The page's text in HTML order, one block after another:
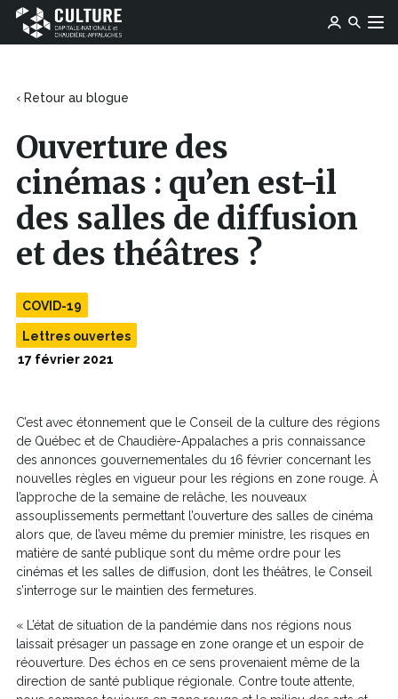
Aller au contenu
Culture
Capitale-
Chaudière-
‹ Retour au blogue
Ouverture des
cinémas : qu’en est-il
des salles de diffusion
et des théâtres ?
COVID-19
Lettres ouvertes
17 février 2021
C’est avec étonnement que le Conseil de la culture des régions
de Québec et de Chaudière-Appalaches a pris connaissance
des annonces gouvernementales du 16 février concernant les
nouvelles règles en vigueur pour les régions en zone rouge. À
l’approche de la semaine de relâche, les nouveaux
assouplissements permettant l’ouverture des salles de cinéma
alors que, de l’aveu même du premier ministre, les risques en
matière de santé publique sont du même ordre pour les
cinémas et les salles de diffusion, dont les théâtres, le Conseil
s’interroge sur le maintien des fermetures.
« L’état de situation de la pandémie dans nos régions nous
laissait présager un passage en zone orange et un espoir de
réouverture. Des échos en ce sens provenaient même de la
direction de santé publique régionale. Contre toute attente,